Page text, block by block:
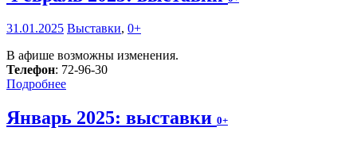
31.01.2025 Выставки, 0+
В афише возможны изменения.
Телефон: 72-96-30
Подробнее
Январь 2025: выставки 0+